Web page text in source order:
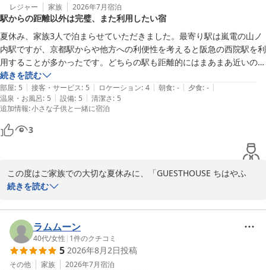
嬉しいお言葉を頂戴し、とても
励みになります。
鍵の件につきましても、無事にご対応できお役に立て何よりでし
た。
周辺環境やアクセス面につきましてもご不便
なく、ゆっくりと落ち着いたひとときをお過ごしいただけたご様子
に安堵しております。
また京都にお越しの際は、ぜひお気軽にご利用
ください。再びお迎えできます日を心よりお待ちしております。
改めてまして、この度のご利用誠にありがとうございました。
ゲストハウス ちはやふる
レジャー 家族 2026年7月宿泊
駅からの距離以外は完璧、また利用したい宿
夏休み、家族3人で泊まらせていただきました。最寄り駅は嵐電の山ノ
内駅ですが、京都駅からや他方への利便性を考えると阪急の西院駅を利
用することが多かったです。どちらの駅も距離的にはまあまあ近いので
すが、暑い日に子連れだとちょっとだけ距離を感じますね。
と、強いて言うマイナス点はそれくらいで、宿としては最高の宿だった
と思います。設備やお部屋はもちろんのこと、清潔さ、手入れの行き届
き、心遣い、何をとってもよかったです。具体的にはご迷惑になるので
言いませんが、こちらのわがままも聞いていただきありがとうございま
した。
続きを読む
部屋: 5 | 接客・サービス: 5 | ロケーション: 4 | 朝食: - | 夕食: - |
温泉・お風呂: 5 | 設備: 5 | 清潔さ: 5
追加情報:小さな子供と一緒に宿泊
3
この度はご家族での大切な夏休みに、「GUESTHOUSE ちはやふ
る」を
そして「また利用したい宿」とのご感想をお寄せいただき本当にあ
りがとう
ございます。
続きを読む
ラムムーン
40代/女性 | 1件のクチコミ
5 2026年8月2日投稿
その他 家族 2026年7月宿泊